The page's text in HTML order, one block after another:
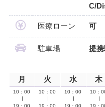
C/
医療ローン 可
駐車場 提
月 火 水 木
10：00
19：00
10：00
19：00
10：00
19：00
10：
19：